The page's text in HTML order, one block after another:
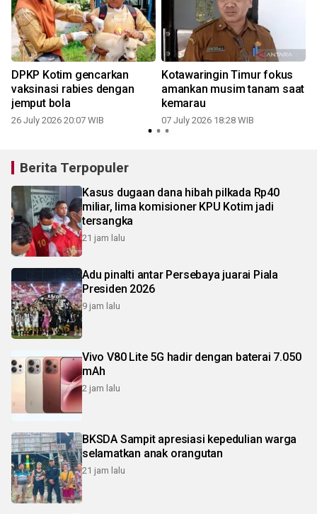
DPKP Kotim gencarkan
vaksinasi rabies dengan
jemput bola
26 July 2026 20:07 WIB
Kotawaringin Timur fokus
amankan musim tanam saat
kemarau
07 July 2026 18:28 WIB
Berita Terpopuler
Kasus dugaan dana hibah pilkada Rp40
miliar, lima komisioner KPU Kotim jadi
tersangka
21 jam lalu
Adu pinalti antar Persebaya juarai Piala
Presiden 2026
9 jam lalu
Vivo V80 Lite 5G hadir dengan baterai 7.050
mAh
2 jam lalu
BKSDA Sampit apresiasi kepedulian warga
selamatkan anak orangutan
21 jam lalu